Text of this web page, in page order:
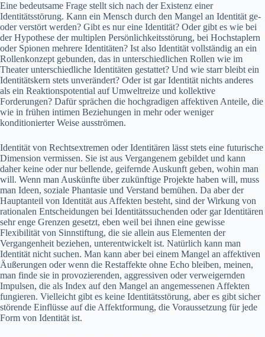
Eine bedeutsame Frage stellt sich nach der Existenz einer
Identitätsstörung. Kann ein Mensch durch den Mangel an Identität ge-
oder verstört werden? Gibt es nur eine Identität? Oder gibt es wie bei
der Hypothese der multiplen Persönlichkeitsstörung, bei Hochstaplern
oder Spionen mehrere Identitäten? Ist also Identität vollständig an ein
Rollenkonzept gebunden, das in unterschiedlichen Rollen wie im
Theater unterschiedliche Identitäten gestattet? Und wie starr bleibt ein
Identitätskern stets unverändert? Oder ist gar Identität nichts anderes
als ein Reaktionspotential auf Umweltreize und kollektive
Forderungen? Dafür sprächen die hochgradigen affektiven Anteile, die
wie in frühen intimen Beziehungen in mehr oder weniger
konditionierter Weise ausströmen.
Identität von Rechtsextremen oder Identitären lässt stets eine futurische
Dimension vermissen. Sie ist aus Vergangenem gebildet und kann
daher keine oder nur bellende, geifernde Auskunft geben, wohin man
will. Wenn man Auskünfte über zukünftige Projekte haben will, muss
man Ideen, soziale Phantasie und Verstand bemühen. Da aber der
Hauptanteil von Identität aus Affekten besteht, sind der Wirkung von
rationalen Entscheidungen bei Identitätssuchenden oder gar Identitären
sehr enge Grenzen gesetzt, eben weil bei ihnen eine gewisse
Flexibilität von Sinnstiftung, die sie allein aus Elementen der
Vergangenheit beziehen, unterentwickelt ist. Natürlich kann man
Identität nicht suchen. Man kann aber bei einem Mangel an affektiven
Äußerungen oder wenn die Restaffekte ohne Echo bleiben, meinen,
man finde sie in provozierenden, aggressiven oder verweigernden
Impulsen, die als Index auf den Mangel an angemessenen Affekten
fungieren. Vielleicht gibt es keine Identitätsstörung, aber es gibt sicher
störende Einflüsse auf die Affektformung, die Voraussetzung für jede
Form von Identität ist.